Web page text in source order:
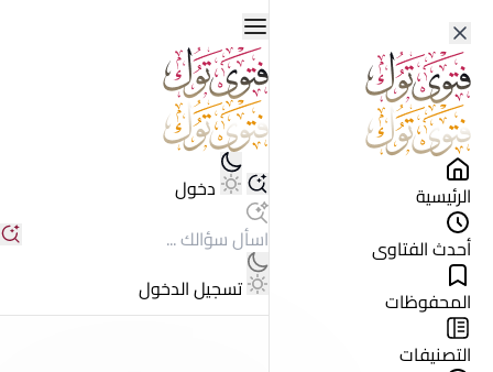
الرئيسية
أحدث الفتاوى
المحفوظات
التصنيفات
دخول
تسجيل الدخول